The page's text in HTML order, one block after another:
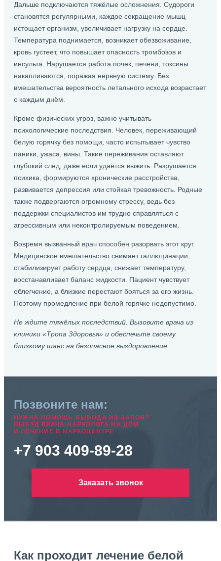
Дальше подключаются тяжёлые осложнения. Судороги
становятся регулярными, каждое сокращение мышц
истощает организм, увеличивает нагрузку на сердце.
Температура поднимается, возникает обезвоживание,
кровь густеет, что повышает опасность тромбозов и
инсульта. Нарушается работа почек, печени, токсины
накапливаются, поражая нервную систему. Без
вмешательства вероятность летального исхода возрастает
с каждым днём.
Кроме физических угроз, важно учитывать
психологические последствия. Человек, переживающий
белую горячку без помощи, часто испытывает чувство
паники, ужаса, вины. Такие переживания оставляют
глубокий след, даже если удаётся выжить. Разрушается
психика, формируются хронические расстройства,
развивается депрессия или стойкая тревожность. Родные
также подвергаются огромному стрессу, ведь без
поддержки специалистов им трудно справляться с
агрессивным или неконтролируемым поведением.
Вовремя вызванный врач способен разорвать этот круг.
Медицинское вмешательство снимает галлюцинации,
стабилизирует работу сердца, снижает температуру,
восстанавливает баланс жидкости. Пациент чувствует
облегчение, а близкие перестают бояться за его жизнь.
Поэтому промедление при белой горячке недопустимо.
Не ждите тяжёлых последствий. Вызовите врача из
клиники «Тропа Здоровья» и обеспечьте своему
близкому шанс на безопасное выздоровление.
Позвоните нам:
НУЖНА ПОМОЩЬ ВЫВОДА ИЗ ЗАПОЯ?
ВЫЕЗД ВРАЧА-НАРКОЛОГА НА ДОМ
И ЛЕЧЕНИЕ В НАРКОЦЕНТРЕ
+7 903 409-89-28
Заказать звонок
Как проходит лечение белой